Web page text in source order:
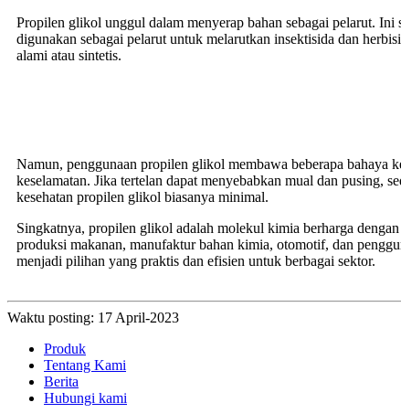
Propilen glikol unggul dalam menyerap bahan sebagai pelarut.
digunakan sebagai pelarut untuk melarutkan insektisida dan
alami atau sintetis.
Namun, penggunaan propilen glikol membawa beberapa bahaya
keselamatan. Jika tertelan dapat menyebabkan mual dan pusing,
kesehatan propilen glikol biasanya minimal.
Singkatnya, propilen glikol adalah molekul kimia berharga
produksi makanan, manufaktur bahan kimia, otomotif, dan
menjadi pilihan yang praktis dan efisien untuk berbagai sektor.
Waktu posting: 17 April-2023
Produk
Tentang Kami
Berita
Hubungi kami